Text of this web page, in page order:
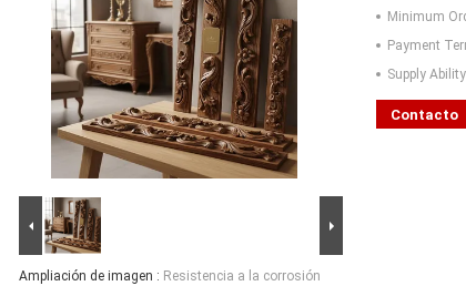
Ampliación de imagen : Resistencia a la corrosión
Minimum
Payment
Supply
Contacto